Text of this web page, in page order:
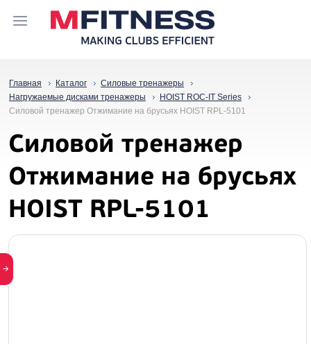
Главная Каталог
Силовые тренажеры
Нагружаемые дисками тренажеры
HOIST ROC-IT Series
Силовой тренажер Отжимание на брусьях HOIST RPL-5101
Силовой тренажер
Отжимание на брусьях
HOIST RPL-5101